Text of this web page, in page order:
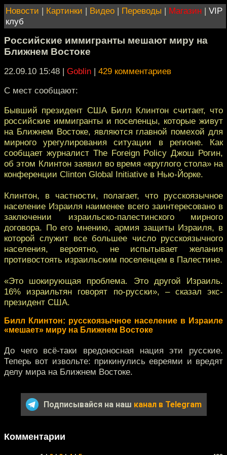
Новости | Картинки | Видео | Переводы | Магазин | VIP
клуб
Российские иммигранты мешают миру на
Ближнем Востоке
22.09.10 15:48 | Goblin | 429 комментариев
С мест сообщают:
Бывший президент США Билл Клинтон считает, что
российские иммигранты и поселенцы, которые живут
на Ближнем Востоке, являются главной помехой для
мирного урегулирования ситуации в регионе. Как
сообщает журналист The Foreign Policy Джош Рогин,
об этом Клинтон заявил во время «круглого стола» на
конференции Clinton Global Initiative в Нью-Йорке.
Клинтон, в частности, полагает, что русскоязычное
население Израиля наименее всего заинтересовано в
заключении израильско-палестинского мирного
договора. По его мнению, армия защиты Израиля, в
которой служит все большее число русскоязычного
населения, вероятно, не испытывает желания
противостоять израильским поселенцем в Палестине.
«Это шокирующая проблема. Это другой Израиль.
16% израильтян говорят по-русски», – сказал экс-
президент США.
Билл Клинтон: русскоязычное население в Израиле
«мешает» миру на Ближнем Востоке
До чего всё-таки вредоносная нация эти русские.
Теперь вот извольте: прикинулись евреями и вредят
делу мира на Ближнем Востоке.
Подписывайся на наш канал в Telegram
Комментарии